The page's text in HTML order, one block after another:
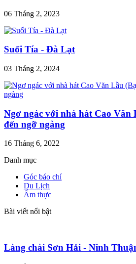
06 Tháng 2, 2023
Suối Tía - Đà Lạt
03 Tháng 2, 2024
Ngơ ngác với nhà hát Cao Văn
đến ngỡ ngàng
16 Tháng 6, 2022
Danh mục
Góc báo chí
Du Lịch
Ẩm thực
Bài viết nổi bật
Làng chài Sơn Hải - Ninh